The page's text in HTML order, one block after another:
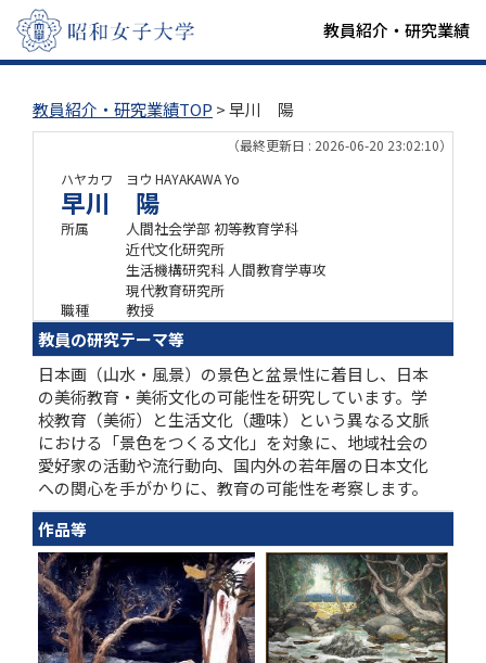
教員紹介・研究業績
教員紹介・研究業績TOP > 早川 陽
（最終更新日 : 2026-06-20 23:02:10）
ハヤカワ ヨウ HAYAKAWA Yo
早川 陽
所属
人間社会学部 初等教育学科
近代文化研究所
生活機構研究科 人間教育学専攻
現代教育研究所
職種
教授
教員の研究テーマ等
日本画（山水・風景）の景色と盆景性に着目し、日本
の美術教育・美術文化の可能性を研究しています。学
校教育（美術）と生活文化（趣味）という異なる文脈
における「景色をつくる文化」を対象に、地域社会の
愛好家の活動や流行動向、国内外の若年層の日本文化
への関心を手がかりに、教育の可能性を考察します。
作品等